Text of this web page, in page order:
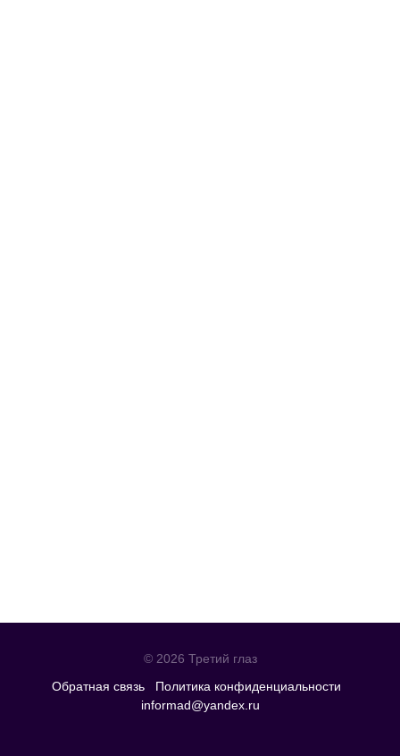
© 2026 Третий глаз
Обратная связь
Политика конфиденциальности
informad@yandex.ru